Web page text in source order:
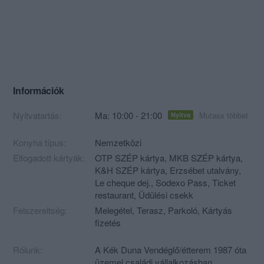
Információk
Nyitvatartás: Ma: 10:00 - 21:00 Nyitva Mutass többet
Konyha típus:
Nemzetközi
Elfogadott kártyák:
OTP SZÉP kártya, MKB SZÉP kártya,
K&H SZÉP kártya, Erzsébet utalvány,
Le cheque dej., Sodexo Pass, Ticket
restaurant, Üdülési csekk
Felszereltség:
Melegétel, Terasz, Parkoló, Kártyás
fizetés
Rólunk:
A Kék Duna Vendéglő/étterem 1987 óta